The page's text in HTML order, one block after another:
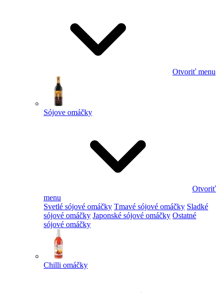
Otvoriť menu
Sójove omáčky
Otvoriť
menu
Svetlé sójové omáčky Tmavé sójové omáčky Sladké
sójové omáčky Japonské sójové omáčky Ostatné
sójové omáčky
Chilli omáčky